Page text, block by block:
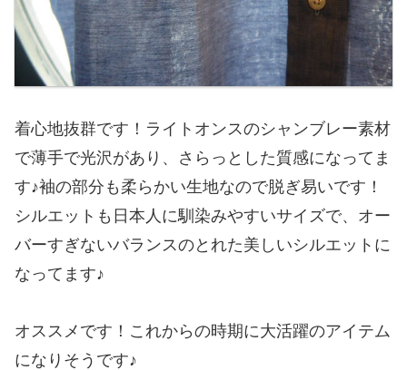
着心地抜群です！ライトオンスのシャンブレー素材
で薄手で光沢があり、さらっとした質感になってま
す♪袖の部分も柔らかい生地なので脱ぎ易いです！
シルエットも日本人に馴染みやすいサイズで、オー
バーすぎないバランスのとれた美しいシルエットに
なってます♪
オススメです！これからの時期に大活躍のアイテム
になりそうです♪